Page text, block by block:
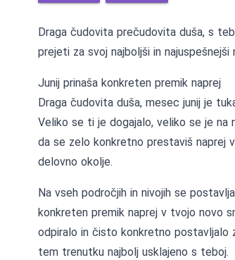
Draga čudovita prečudovita duša, s
prejeti za svoj najboljši in najuspešnejši
Junij prinaša konkreten premik naprej
Draga čudovita duša, mesec junij je
Veliko se ti je dogajalo, veliko se je na
da se zelo konkretno prestaviš naprej
delovno okolje.
Na vseh področjih in nivojih se
konkreten premik naprej v tvojo novo
odpiralo in čisto konkretno
tem trenutku najbolj usklajeno s teboj.